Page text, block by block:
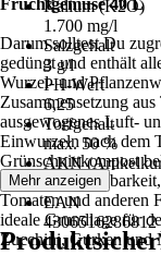
Kalium (K2O)
1.700 mg/l
Salzgehalt
3 g/l
PH-Wert
6,25
Torfgehalt
max. 50 %
AKN
FR2V
EAN
4306516286812
Fruchtgemüse 40 L
Darum solltest Du
gedüngt und enthält
Wurzel- und
Zusammensetzung
ausgewogenes Luft-
Einwurzeln nach dem
Grünschnittkompost
Tomaten und anderen
ideale Grundlage für
Zucchini, Gurken und
Mehr anzeigen